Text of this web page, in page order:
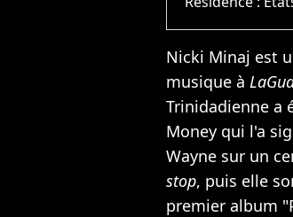
Nicki Minaj est
musique à
Trinidadienne a
Money qui l'a
Wayne sur un
stop, puis elle
premier album